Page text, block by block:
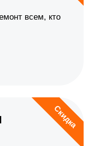
всем, кто
Скидка